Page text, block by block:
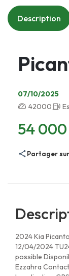
Description
07/10/2025
42000
54
Partager
2024 Kia
12/04/2024
possible
Ezzahra